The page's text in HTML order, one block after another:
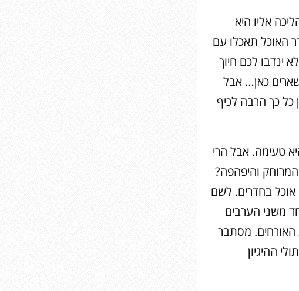
אליו היא
האוכל תאכלו עם
ינדבו לכם חיוך
כאן… אבל
כל כך הרבה לכיף
טעימה. אבל הרי
והיפהפה?
אוכל בחדרים. לשם
משני הערבים
מסתבר
ההיגיון